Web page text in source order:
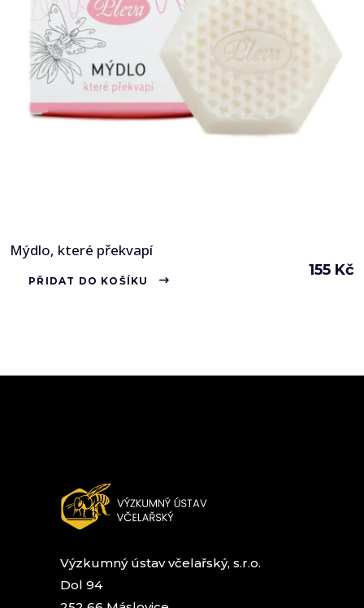
Mýdlo, které překvapí
155 Kč
PŘIDAT DO KOŠÍKU
Výzkumný ústav včelařský, s.r.o.
Dol 94